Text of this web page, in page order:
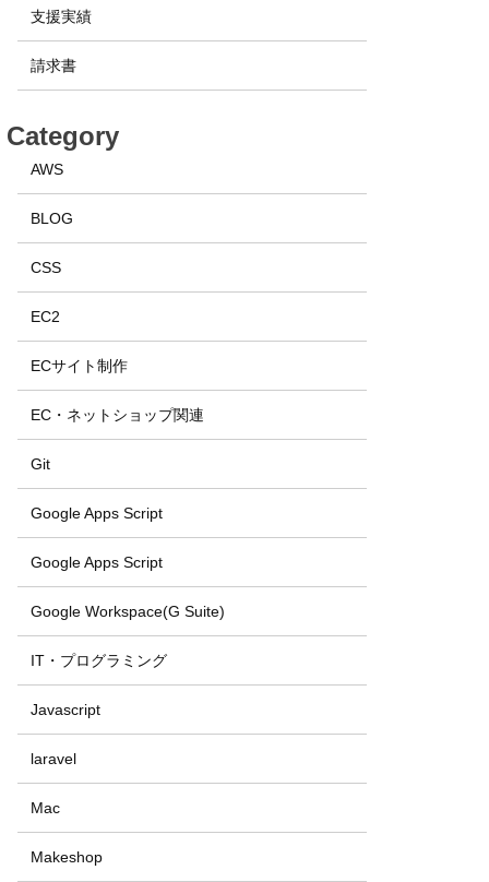
支援実績
請求書
Category
AWS
BLOG
CSS
EC2
ECサイト制作
EC・ネットショップ関連
Git
Google Apps Script
Google Apps Script
Google Workspace(G Suite)
IT・プログラミング
Javascript
laravel
Mac
Makeshop